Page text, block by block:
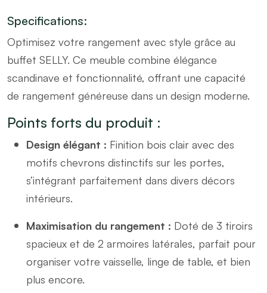
tiroirs
système
Push
&
Pull
SELLY
Specifications:
Optimisez votre rangement avec style grâce au
buffet SELLY. Ce meuble combine élégance
scandinave et fonctionnalité, offrant une capacité
de rangement généreuse dans un design moderne.
Points forts du produit :
Design élégant : Finition bois clair avec des
motifs chevrons distinctifs sur les portes,
s’intégrant parfaitement dans divers décors
intérieurs.
Maximisation du rangement : Doté de 3 tiroirs
spacieux et de 2 armoires latérales, parfait pour
organiser votre vaisselle, linge de table, et bien
plus encore.